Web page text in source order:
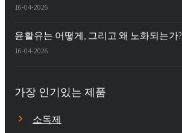
16-04-2026
윤활유는 어떻게, 그리고 왜 노화되는가?
16-04-2026
가장 인기있는 제품
소독제